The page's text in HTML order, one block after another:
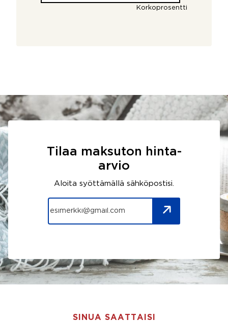
Korkoprosentti
Tilaa maksuton hinta-
arvio
Aloita syöttämällä sähköpostisi.
SINUA SAATTAISI